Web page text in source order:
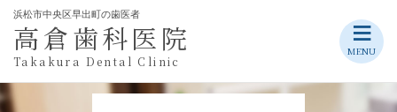
Skip
content
浜松市中央区早出町の歯医者
高倉歯科医院
Takakura Dental Clinic
≡
MENU